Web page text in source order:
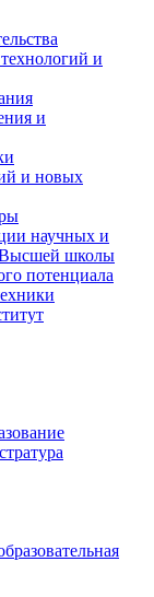
и
и
и новых
научных и
Высшей школы
потенциала